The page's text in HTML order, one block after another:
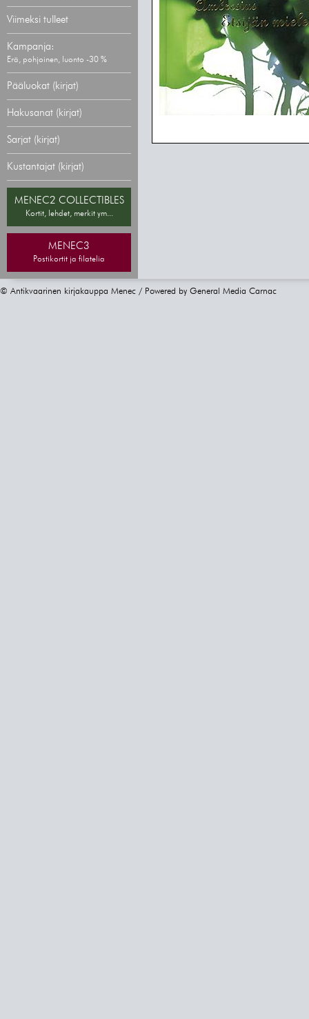
Viimeksi tulleet
Kampanja:
Erä, pohjoinen, luonto -30 %
Pääluokat (kirjat)
Hakusanat (kirjat)
Sarjat (kirjat)
Kustantajat (kirjat)
MENEC2 COLLECTIBLES
Kortit, lehdet, merkit ym...
MENEC3
Postikortit ja filatelia
© Antikvaarinen kirjakauppa Menec / Powered by General Media Carnac